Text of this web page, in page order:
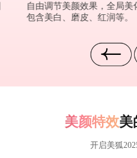
自由调节美颜效果，全局美
包含美白、磨皮、红润等。
美颜特效美
开启美狐